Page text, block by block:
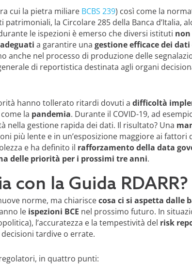
cui la pietra miliare BCBS 239) così come la
la Circolare 285 della Banca d’Italia,
le ispezioni è emerso che diversi istituti
a garantire una gestione efficace dei
anche nel processo di produzione delle
di reportistica destinata agli organi
hanno tollerato ritardi dovuti a difficoltà
la pandemia. Durante il COVID-19, ad
nella gestione rapida dei dati. Il risultato? Una
più lente e in un’esposizione maggiore ai fattori
e ha definito il rafforzamento della data
delle priorità per i prossimi tre anni.
con la Guida RDARR?
norme, ma chiariscecosa ci si aspetta dalle
le ispezioni BCE nel prossimo futuro. In
l’accuratezza e la tempestività del risk
tardive o errate.
in quattro punti: